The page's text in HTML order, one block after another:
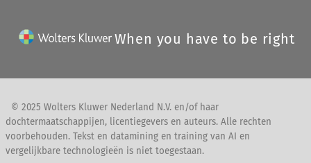
When you have to be right
© 2025 Wolters Kluwer Nederland N.V. en/of haar
dochtermaatschappijen, licentiegevers en auteurs. Alle rechten
voorbehouden. Tekst en datamining en training van AI en
vergelijkbare technologieën is niet toegestaan.